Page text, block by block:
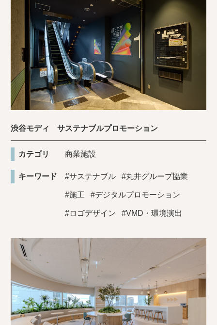
渋谷モディ サステナブルプロモーション
カテゴリ 商業施設
キーワード #サステナブル #丸井グループ協業
#施工 #デジタルプロモーション
#ロゴデザイン #VMD・環境演出